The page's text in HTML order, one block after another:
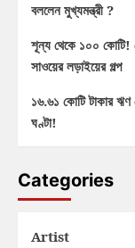
বললেন মুখ্যমন্ত্রী ?
শূন্য থেকে ১০০ কোটি!
সাওয়ের লড়াইয়ের গল্প
১৬.৬১ কোটি টাকার ঋণ
ঘণ্টা!
Categories
Artist